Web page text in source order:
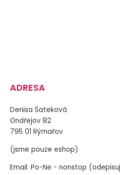
ADRESA
Denisa Šateková
Ondřejov 82
795 01 Rýmařov
(jsme pouze eshop)
Email: Po-Ne - nonstop